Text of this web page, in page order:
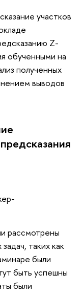
участков
Z-
обученными на
полученных
выводов
рассмотрены
таких как
были
быть успешны
были